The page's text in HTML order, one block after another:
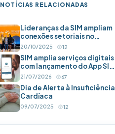
NOTÍCIAS RELACIONADAS
Lideranças da SIM ampliam
conexões setoriais no
principal fórum da saúde
20/10/2025 12
SIM amplia serviços digitais
com lançamento do App SIM
Saúde
21/07/2026 67
Dia de Alerta à Insuficiência
Cardíaca
09/07/2025 12